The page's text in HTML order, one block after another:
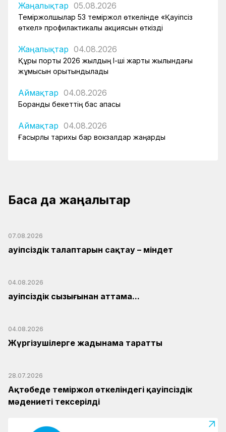
Жаңалықтар 05.08.2026
Теміржолшылар 53 теміржол өткелінде «Қауіпсіз
өткел» профилактикалық акциясын өткізді
Жаңалықтар 04.08.2026
Құрық порты 2026 жылдың І-ші жарты жылындағы
жұмысын қорытындылады
Аймақтар 04.08.2026
Боранды бекеттің бас қақпасы
Аймақтар 04.08.2026
Ғасырлық тарихы бар вокзалдар жаңарды
Басқа да жаңалықтар
07.08.2026
Қауіпсіздік талаптарын сақтау – міндет
04.08.2026
Қауіпсіздік сызығынан аттама...
04.08.2026
Жүргізушілерге жадынама таратты
28.07.2026
Ақтөбеде теміржол өткеліндегі қауіпсіздік
мәдениеті тексерілді